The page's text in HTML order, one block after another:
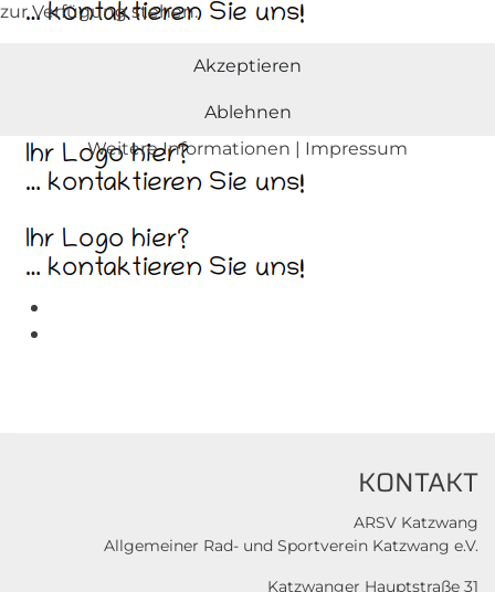
KONTAKT
ARSV Katzwang
Allgemeiner Rad- und Sportverein Katzwang e.V.
Katzwanger Hauptstraße 31
zur Verfügung stehen.
Akzeptieren
Ablehnen
Weitere Informationen | Impressum